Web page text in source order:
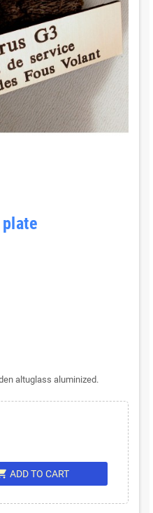
altuglass aluminized.
ADD TO CART